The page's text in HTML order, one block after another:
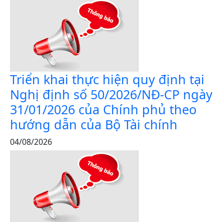
Triển khai thực hiện quy định tại
Nghị định số 50/2026/NĐ-CP ngày
31/01/2026 của Chính phủ theo
hướng dẫn của Bộ Tài chính
04/08/2026